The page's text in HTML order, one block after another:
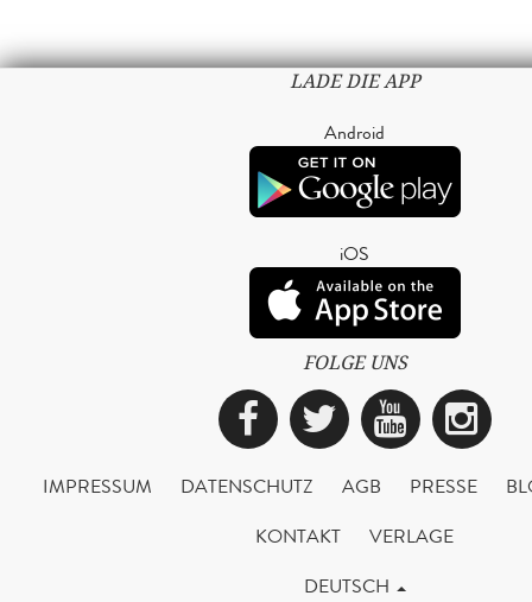
LADE DIE APP
Android
iOS
FOLGE UNS
Facebook
Twitter
IMPRESSUM DATENSCHUTZ AGB PRESSE
KONTAKT
VERLAGE
DEUTSCH